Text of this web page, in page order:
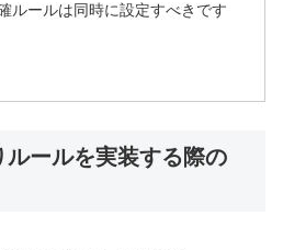
ルールは同時に設定すべきです
ルールを実装する際の